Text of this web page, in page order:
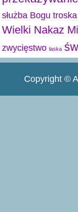
służba Bogu troska
Wielki Nakaz
zwycięstwo łaska
Copyright ©